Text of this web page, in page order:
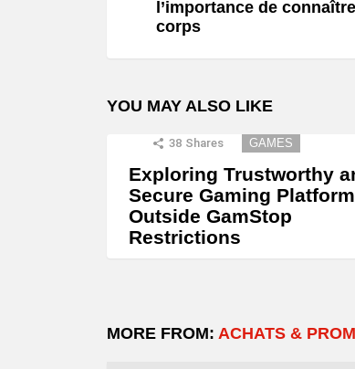
l’importance de
corps
YOU MAY ALSO LIKE
38 Shares GAMES
Exploring Trustworthy
Secure Gaming
Outside GamStop
Restrictions
MORE FROM: ACHATS &